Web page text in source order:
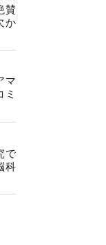
賛
か
マ
で
科